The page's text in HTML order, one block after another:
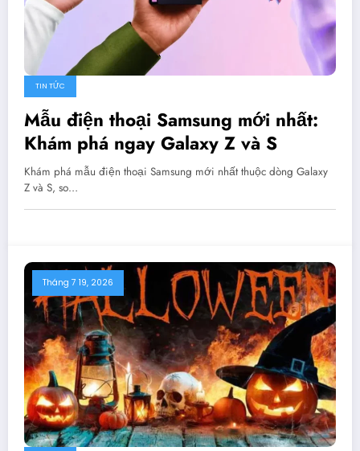
TIN TỨC
Mẫu điện thoại Samsung mới nhất:
Khám phá ngay Galaxy Z và S
Khám phá mẫu điện thoại Samsung mới nhất thuộc dòng Galaxy
Z và S, so…
Tháng 7 19, 2026